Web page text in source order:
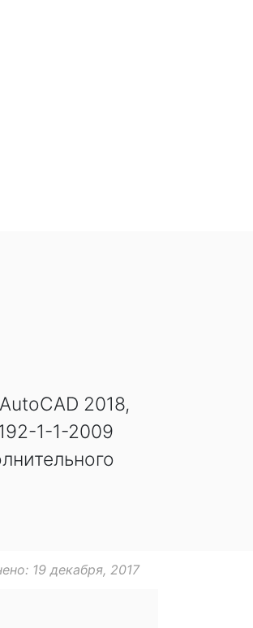
2018,
1-1-2009
19 декабря, 2017